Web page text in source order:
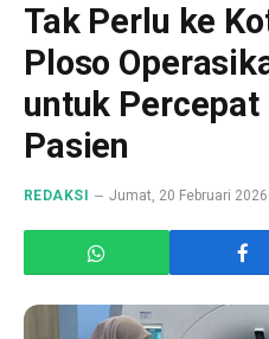
Tak Perlu ke
Ploso
untuk Percepat
Pasien
REDAKSI Jumat, 20 Februari 2026